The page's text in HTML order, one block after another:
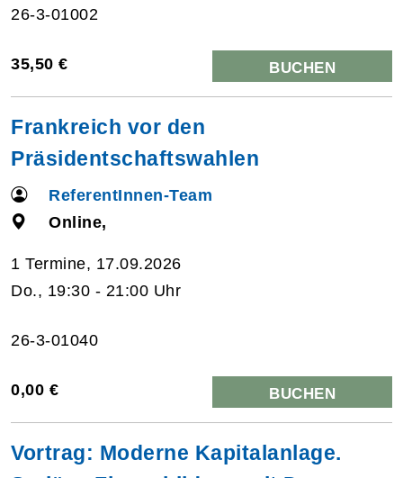
26-3-01002
35,50 € BUCHEN
Frankreich vor den
Präsidentschaftswahlen
ReferentInnen-Team
Online,
1 Termine, 17.09.2026
Do., 19:30 - 21:00 Uhr
26-3-01040
0,00 € BUCHEN
Vortrag: Moderne Kapitalanlage.